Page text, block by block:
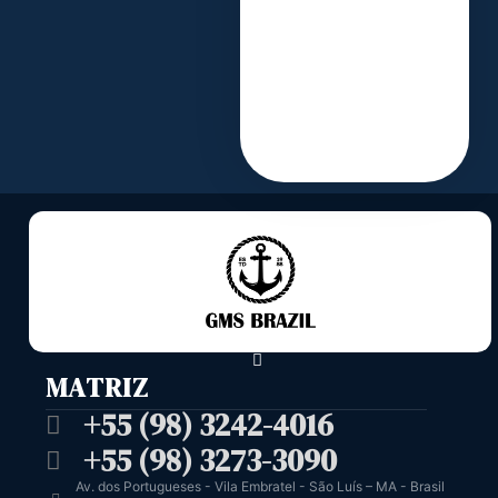
MATRIZ
+55 (98) 3242-4016
+55 (98) 3273-3090
Av. dos Portugueses - Vila Embratel - São Luís – MA - Brasil